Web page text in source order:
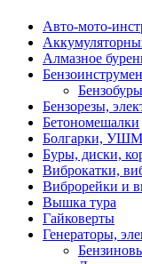
Авто-мото-
Алмазное
Бензорезы,
Бетономешалки
Болгарки, УШМ
Буры, диски,
Виброкатки,
Виброрейки и
Вышка тура
Гайковерты
Генераторы,